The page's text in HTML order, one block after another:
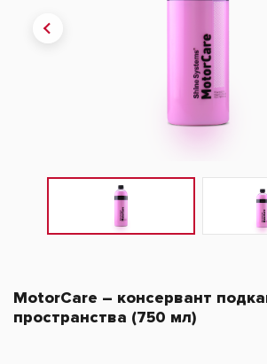
MotorCare – консервант
пространства (750 мл)